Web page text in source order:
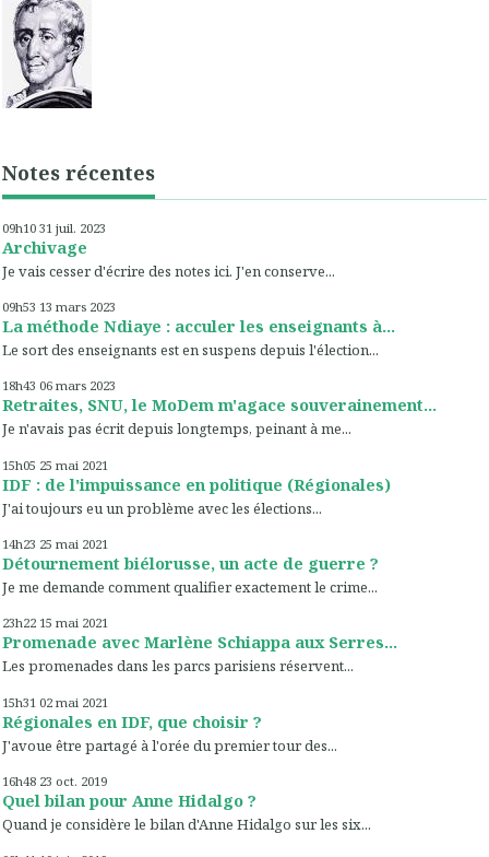
Notes récentes
09h10 31 juil. 2023
Archivage
Je vais cesser d'écrire des notes ici. J'en conserve...
09h53 13 mars 2023
La méthode Ndiaye : acculer les enseignants à...
Le sort des enseignants est en suspens depuis l'élection...
18h43 06 mars 2023
Retraites, SNU, le MoDem m'agace souverainement...
Je n'avais pas écrit depuis longtemps, peinant à me...
15h05 25 mai 2021
IDF : de l'impuissance en politique (Régionales)
J'ai toujours eu un problème avec les élections...
14h23 25 mai 2021
Détournement biélorusse, un acte de guerre ?
Je me demande comment qualifier exactement le crime...
23h22 15 mai 2021
Promenade avec Marlène Schiappa aux Serres...
Les promenades dans les parcs parisiens réservent...
15h31 02 mai 2021
Régionales en IDF, que choisir ?
J'avoue être partagé à l'orée du premier tour des...
16h48 23 oct. 2019
Quel bilan pour Anne Hidalgo ?
Quand je considère le bilan d'Anne Hidalgo sur les six...